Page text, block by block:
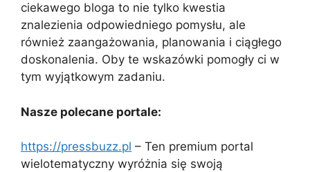
ciekawego bloga to nie tylko kwestia
znalezienia odpowiedniego pomysłu, ale
również zaangażowania, planowania i ciągłego
doskonalenia. Oby te wskazówki pomogły ci w
tym wyjątkowym zadaniu.
Nasze polecane portale:
https://pressbuzz.pl – Ten premium portal
wielotematyczny wyróżnia się swoją